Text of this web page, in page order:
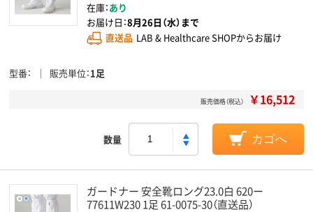
在庫：あり
お届け日：8月26日（水）まで
直送品 LAB & Healthcare SHOPからお届け
型番 販売単位 1足
販売価格（税込） ￥16,512
数量 カゴへ
ガードナー 安全靴ロング23.0白 620ー
77611W230 1足 61-0075-30（直送品）